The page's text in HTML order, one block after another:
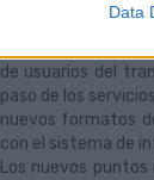
Data
‘eCCo.P’, con
de usuarios del
paso de los
nuevos formatos
con el sistema de
Los nuevos